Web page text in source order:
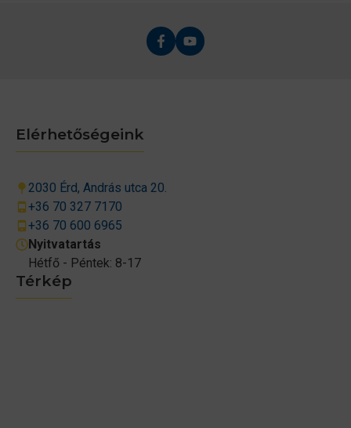
Térkép
Elérhetőségeink
2030 Érd, András utca 20.
+36 70 327 7170
+36 70 600 6965
Nyitvatartás
Hétfő - Péntek: 8-17